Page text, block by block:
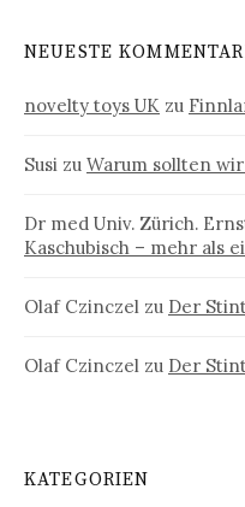
NEUESTE
novelty toys UK zu
Susi zu Warum sollten
Dr med Univ. Zürich.
Kaschubisch – mehr als
Olaf Czinczel zu Der
Olaf Czinczel zu Der
KATEGORIEN